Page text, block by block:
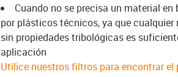
Cuando no se precisa un material
por plásticos técnicos, ya que cualquier
sin propiedades tribológicas es
aplicación
Utilice nuestros filtros para encontrar el